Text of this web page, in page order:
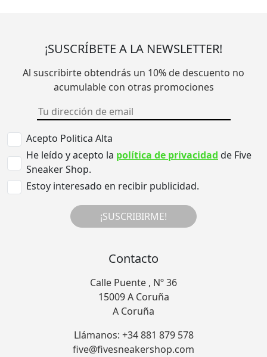
¡SUSCRÍBETE A LA NEWSLETTER!
Al suscribirte obtendrás un 10% de descuento no
acumulable con otras promociones
Acepto Politica Alta
He leído y acepto la política de privacidad de Five
Sneaker Shop.
Estoy interesado en recibir publicidad.
¡SUSCRIBIRME!
Contacto
Calle Puente , Nº 36
15009 A Coruña
A Coruña
Llámanos: +34 881 879 578
five@fivesneakershop.com